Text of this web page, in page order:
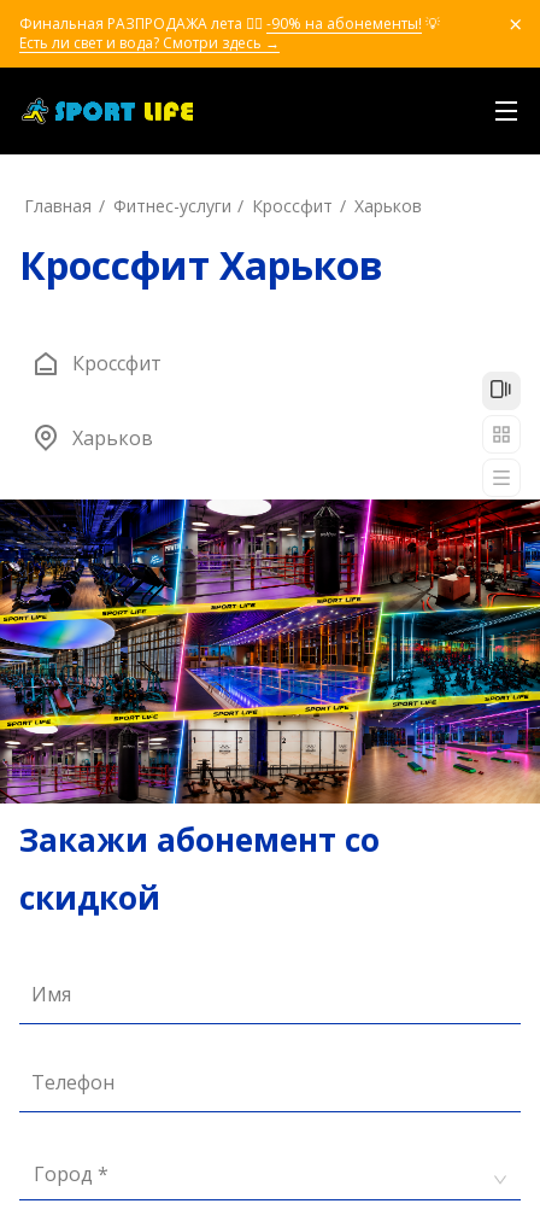
Финальная РАЗПРОДАЖА лета ❤️‍🔥 -90% на абонементы! 💡
Есть ли свет и вода? Смотри здесь →
Главная Фитнес-услуги Кроссфит Харьков
Кроссфит Харьков
Кроссфит
Харьков
Закажи абонемент со
скидкой
Имя
Телефон
Город *